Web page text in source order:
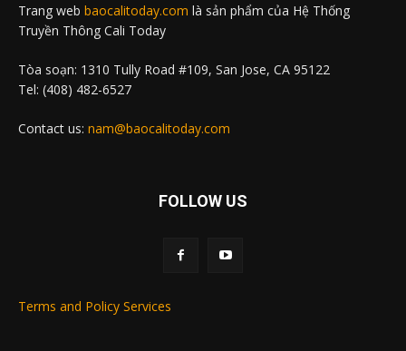
Trang web baocalitoday.com là sản phẩm của Hệ Thống
Truyền Thông Cali Today
Tòa soạn: 1310 Tully Road #109, San Jose, CA 95122
Tel: (408) 482-6527
Contact us: nam@baocalitoday.com
FOLLOW US
Terms and Policy Services